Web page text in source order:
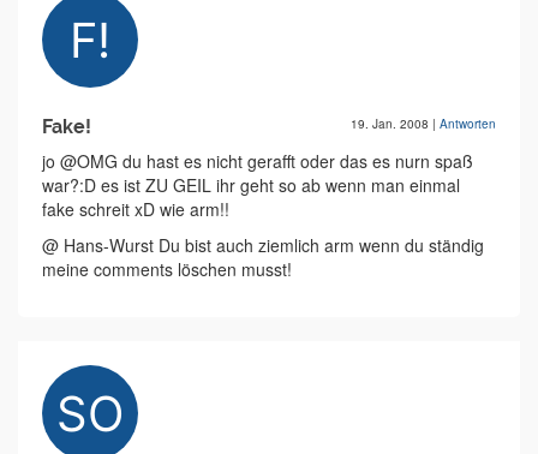
Fake! 19. Jan. 2008 | Antworten
jo @OMG du hast es nicht gerafft oder das es nurn spaß
war?:D es ist ZU GEIL ihr geht so ab wenn man einmal
fake schreit xD wie arm!!
@ Hans-Wurst Du bist auch ziemlich arm wenn du ständig
meine comments löschen musst!